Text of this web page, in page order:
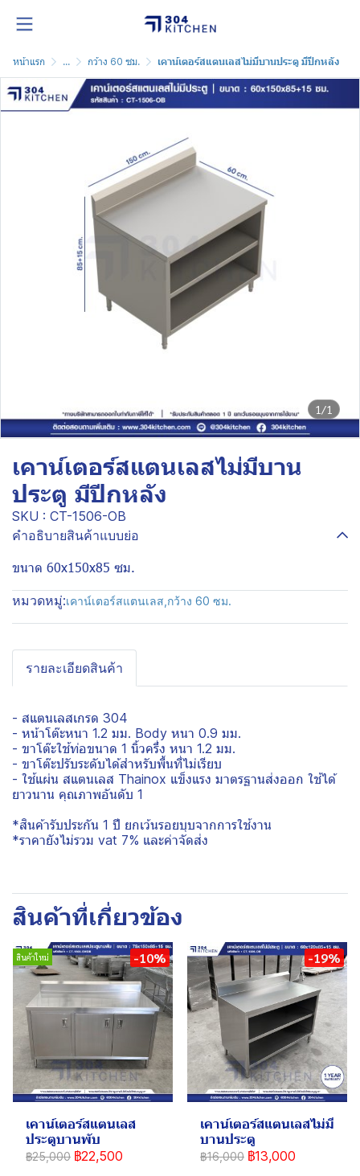
หน้าแรก ... กว้าง 60 ซม. เคาน์เตอร์สแตนเลสไม่มีบานประตู มีปีกหลัง
1/1
เคาน์เตอร์สแตนเลสไม่มีบาน
ประตู มีปีกหลัง
SKU : CT-1506-OB
คำอธิบายสินค้าแบบย่อ
ขนาด 60x150x85 ซม.
หมวดหมู่:เคาน์เตอร์สแตนเลส กว้าง 60 ซม.
รายละเอียดสินค้า
- สแตนเลสเกรด 304
- หน้าโต๊ะหนา 1.2 มม. Body หนา 0.9 มม.
- ขาโต๊ะใช้ท่อขนาด 1 นิ้วครึ่ง หนา 1.2 มม.
- ขาโต๊ะปรับระดับได้สำหรับพื้นที่ไม่เรียบ
- ใช้แผ่น สแตนเลส Thainox แข็งแรง มาตรฐานส่งออก ใช้ได้
ยาวนาน คุณภาพอันดับ 1
*สินค้ารับประกัน 1 ปี ยกเว้นรอยบุบจากการใช้งาน
*ราคายังไม่รวม vat 7% และค่าจัดส่ง
สินค้าที่เกี่ยวข้อง
สินค้าใหม่ -10%
เคาน์เตอร์สแตนเลส
ประตูบานพับ
฿25,000 ฿22,500
-19%
เคาน์เตอร์สแตนเลสไม่มี
บานประตู
฿16,000 ฿13,000